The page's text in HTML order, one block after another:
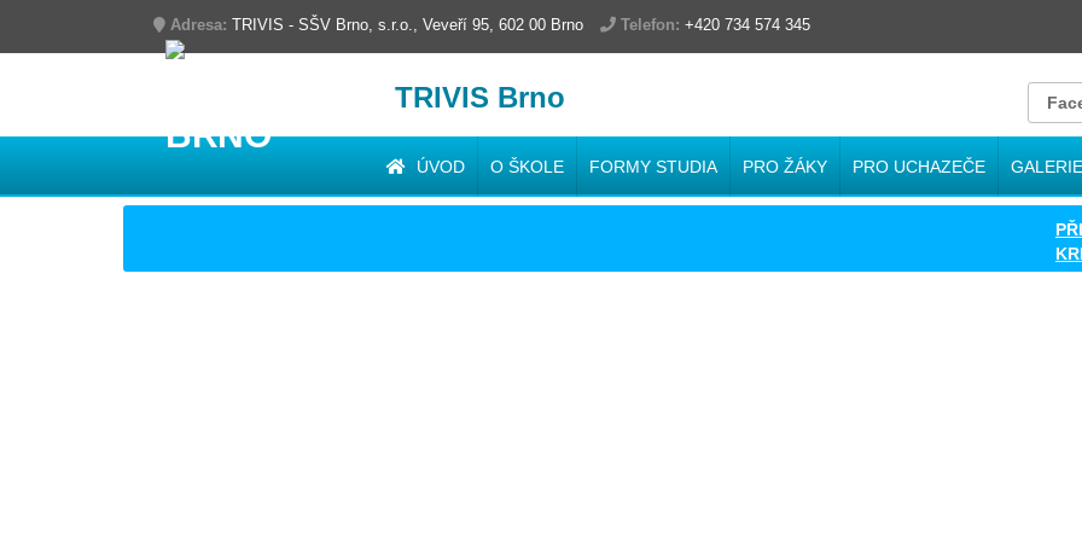
Adresa: TRIVIS - SŠV Brno, s.r.o., Veveří 95, 602 00 Brno Telefon: +420 734 574 345
TRIVIS Brno
ÚVOD O ŠKOLE FORMY STUDIA PRO ŽÁKY PRO UCHAZEČE GALERIE